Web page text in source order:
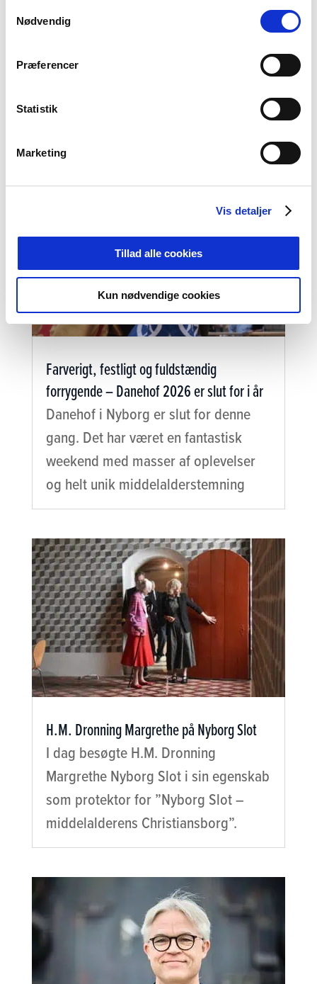
Nødvendig
Præferencer
Statistik
Marketing
Vis detaljer
Tillad alle cookies
Kun nødvendige cookies
Farverigt, festligt og fuldstændig
forrygende – Danehof 2026 er slut for i år
Danehof i Nyborg er slut for denne
gang. Det har været en fantastisk
weekend med masser af oplevelser
og helt unik middelalderstemning
H.M. Dronning Margrethe på Nyborg Slot
I dag besøgte H.M. Dronning
Margrethe Nyborg Slot i sin egenskab
som protektor for ”Nyborg Slot –
middelalderens Christiansborg”.